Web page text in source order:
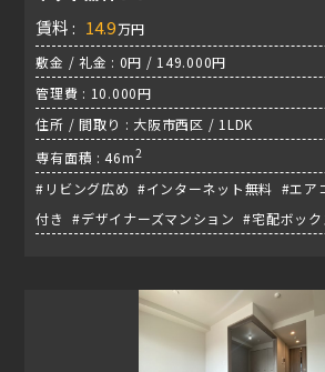
賃料 : 14.9万円
敷金 / 礼金 : 0円 / 149.000円
管理費 : 10.000円
住所 / 間取り : 大阪市西区 / 1LDK
専有面積 : 46m2
#リビング広め #インターネット無料 #エア
付き #デザイナーズマンション #宅配ボッ